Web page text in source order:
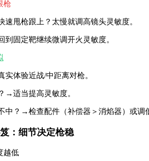
枪
速甩枪跟上？太慢就调高镜头灵敏度。
到固定靶继续微调开火灵敏度。
实体验近战/中距离对枪。
→适当提高灵敏度。
中？→检查配件（补偿器＞消焰器）或调
：细节决定枪稳
越低